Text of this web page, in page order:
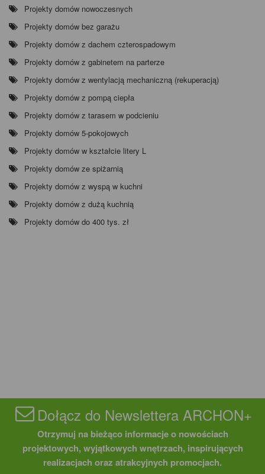
Projekty domów nowoczesnych
Projekty domów bez garażu
Projekty domów z dachem czterospadowym
Projekty domów z gabinetem na parterze
Projekty domów z wentylacją mechaniczną (rekuperacją)
Projekty domów z pompą ciepła
Projekty domów z tarasem w podcieniu
Projekty domów 5-pokojowych
Projekty domów w kształcie litery L
Projekty domów ze spiżarnią
Projekty domów z wyspą w kuchni
Projekty domów z dużą kuchnią
Projekty domów do 400 tys. zł
Dołącz do Newslettera ARCHON+
Otrzymuj na bieżąco informacje o nowościach
projektowych, wyjątkowych wnętrzach, inspirujących
realizacjach oraz atrakcyjnych promocjach.